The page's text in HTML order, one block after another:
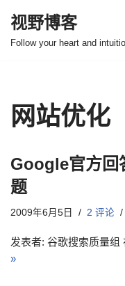
跳
视野博客
Follow your heart and
网站优化
Google官方回
题
2009年6月5日 2 评论
发表者: 谷歌搜索质量
»